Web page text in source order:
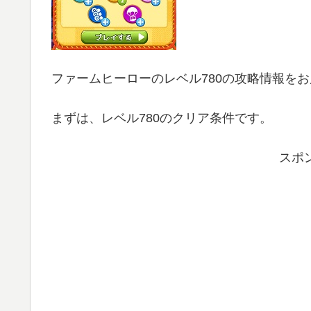
ファームヒーローのレベル780の攻略情報をお
まずは、レベル780のクリア条件です。
スポ